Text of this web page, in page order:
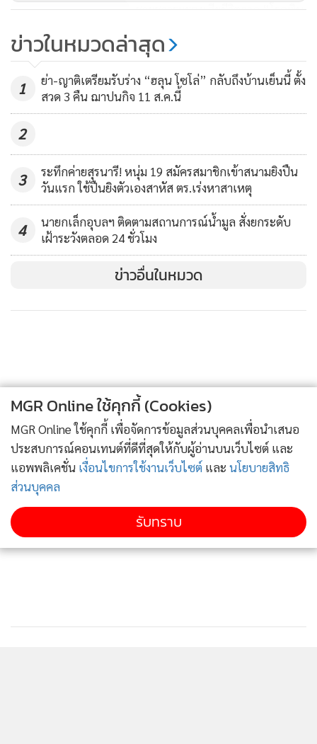
ทั้งนี้ ลิงแสมที่อาศัยอยู่ในวัดป่าศิลาวิเวกแห่งนี้ปัจจุบันมีจำนวน
ประชากรราว 100-150 ตัว ได้ออกหากินรื้อค้นสิ่งของตามบ้าน
เรือนของชาวบ้าน ตลาดสด และสร้างความเดือดร้อนให้ชาวบ้าน
โรงเรียนในชุมชนใกล้เคียง นอกจากนี้แล้วยังได้ไปคุ้ยขยะของชาว
บ้านอีกด้วย
500
ชายชาวระยองเสียชีวิตจาก “โรคพิษ
ข่าวในหมวดล่าสุด
1
ย่า-ญาติเตรียมรับร่าง “ฮลุน โซโล่” กลับถึงบ้านเย็นนี้ ตั้ง
สวด 3 คืน ฌาปนกิจ 11 ส.ค.นี้
2
3
ระทึกค่ายสุรนารี! หนุ่ม 19 สมัครสมาชิกเข้าสนามยิงปืน
วันแรก ใช้ปืนยิงตัวเองสาหัส ตร.เร่งหาสาเหตุ
4
นายกเล็กอุบลฯ ติดตามสถานการณ์น้ำมูล สั่งยกระดับ
เฝ้าระวังตลอด 24 ชั่วโมง
ข่าวอื่นในหมวด
MGR Online ใช้คุกกี้ (Cookies)
MGR Online ใช้คุกกี้ เพื่อจัดการข้อมูลส่วนบุคคลเพื่อนำเสนอ
ประสบการณ์คอนเทนต์ที่ดีที่สุดให้กับผู้อ่านบนเว็บไซต์ และ
แอพพลิเคชั่น เงื่อนไขการใช้งานเว็บไซต์ และ นโยบายสิทธิ
ส่วนบุคคล
รับทราบ